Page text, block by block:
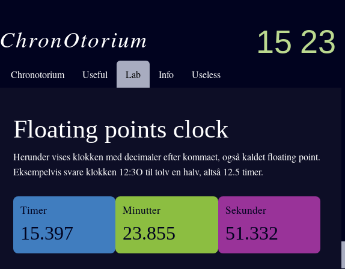
15 23
ChronOtorium
Chronotorium Useful Lab Info Useless
Floating points clock
Herunder vises klokken med decimaler efter kommaet, også kaldet floating point.
Eksempelvis svare klokken 12:3O til tolv en halv, altså 12.5 timer.
Timer
15.397
Minutter
23.858
Sekunder
51.532